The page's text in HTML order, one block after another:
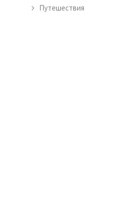
Путешествия